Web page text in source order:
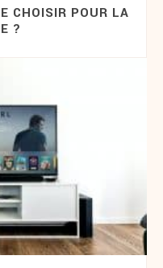
CHOISIR POUR LA
?